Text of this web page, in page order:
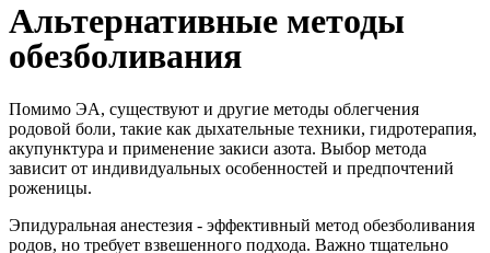
Альтернативные методы
обезболивания
Помимо ЭА, существуют и другие методы облегчения
родовой боли, такие как дыхательные техники, гидротерапия,
акупунктура и применение закиси азота. Выбор метода
зависит от индивидуальных особенностей и предпочтений
роженицы.
Эпидуральная анестезия - эффективный метод обезболивания
родов, но требует взвешенного подхода. Важно тщательно